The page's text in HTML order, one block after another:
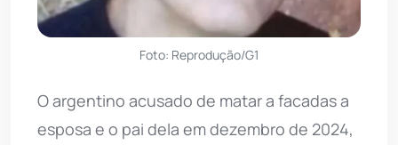
Foto: Reprodução/G1
O argentino acusado de matar a facadas a
esposa e o pai dela em dezembro de 2024,